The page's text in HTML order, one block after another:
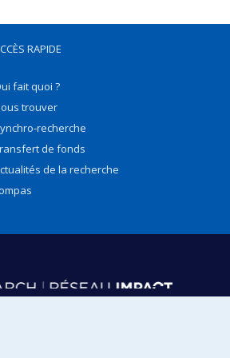
RAPIDE
fait quoi ?
trouver
recherche
de fonds
de la recherche